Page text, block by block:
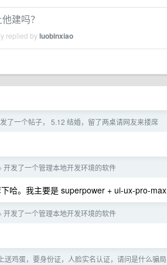
建吗？
replied byluobinxiao
了一个帖子， 5.12 结婚，留了两桌请网友来搂席
› 开发了一个管理本地开发环境的软件
哈。我主要是 superpower + ui-ux-pro-max
› 开发了一个管理本地开发环境的软件
送鸡蛋，要身份证，人脸实名认证，请问是什么骗局